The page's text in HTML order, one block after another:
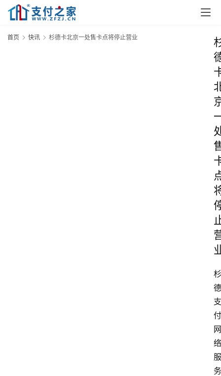
首页 快讯 杉德卡北京一处售卡点将停止营业
杉
德
支
付
网
络
服
务